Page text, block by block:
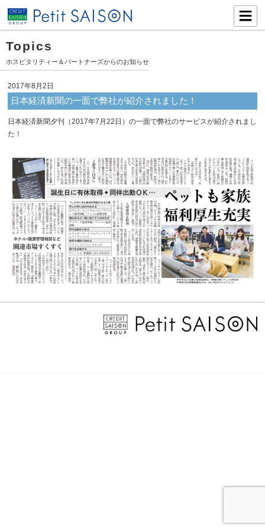
Topics
ホスピタリティー＆パートナーズからのお知らせ
2017年8月2日
日本経済新聞の一面で弊社が紹介されました！
日本経済新聞夕刊（2017年7月22日）の一面で弊社のサービスが紹介されまし
た！